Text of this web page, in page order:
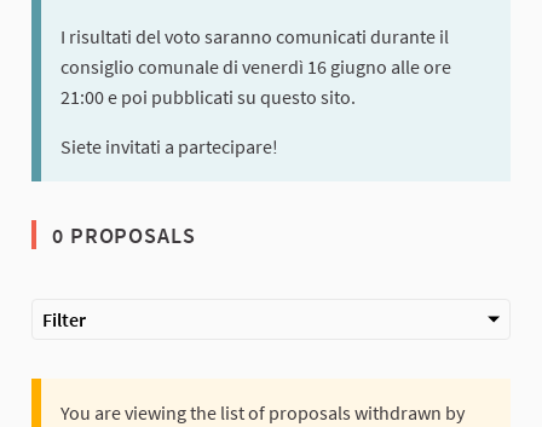
I risultati del voto saranno comunicati durante il
consiglio comunale di venerdì 16 giugno alle ore
21:00 e poi pubblicati su questo sito.
Siete invitati a partecipare!
0 PROPOSALS
Filter
You are viewing the list of proposals withdrawn by